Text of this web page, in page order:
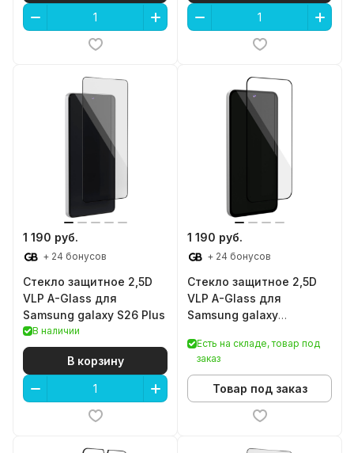
1 190 руб.
+ 24 бонусов
Стекло защитное 2,5D
VLP A-Glass для
Samsung galaxy S26 Plus
В наличии
В корзину
1 190 руб.
+ 24 бонусов
Стекло защитное 2,5D
VLP A-Glass для
Samsung galaxy
FE/S25 FE
Есть на складе, товар под
заказ
Товар под заказ